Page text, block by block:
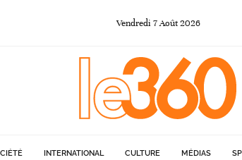
Vendredi 7Août 2026
INTERNATIONAL CULTURE MÉDIAS